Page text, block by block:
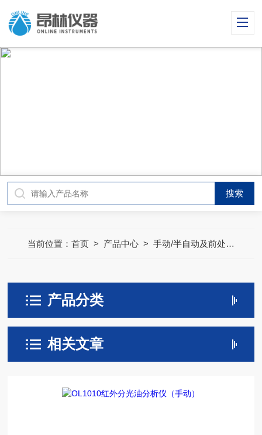
当前位置：首页 > 产品中心 >手动/半自动及前处理设备
产品分类
相关文章